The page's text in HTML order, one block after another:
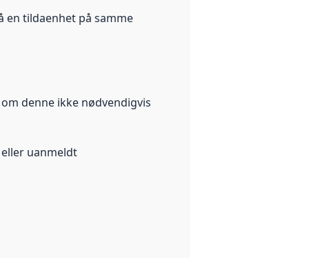
tildaenhet på samme
denne ikke nødvendigvis
uanmeldt